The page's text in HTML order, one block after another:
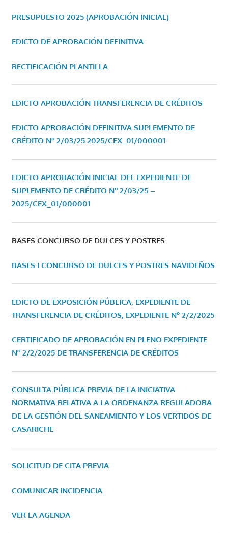
PRESUPUESTO 2025 (APROBACIÓN INICIAL)
EDICTO DE APROBACIÓN DEFINITIVA
RECTIFICACIÓN PLANTILLA
EDICTO APROBACIÓN TRANSFERENCIA DE CRÉDITOS
EDICTO APROBACIÓN DEFINITIVA SUPLEMENTO DE
CRÉDITO Nº 2/03/25 2025/CEX_01/000001
EDICTO APROBACIÓN INICIAL DEL EXPEDIENTE DE
SUPLEMENTO DE CRÉDITO Nº 2/03/25 –
2025/CEX_01/000001
BASES CONCURSO DE DULCES Y POSTRES
BASES I CONCURSO DE DULCES Y POSTRES NAVIDEÑOS
EDICTO DE EXPOSICIÓN PÚBLICA, EXPEDIENTE DE
TRANSFERENCIA DE CRÉDITOS, EXPEDIENTE Nº 2/2/2025
CERTIFICADO DE APROBACIÓN EN PLENO EXPEDIENTE
Nº 2/2/2025 DE TRANSFERENCIA DE CRÉDITOS
CONSULTA PÚBLICA PREVIA DE LA INICIATIVA
NORMATIVA RELATIVA A LA ORDENANZA REGULADORA
DE LA GESTIÓN DEL SANEAMIENTO Y LOS VERTIDOS DE
CASARICHE
SOLICITUD DE CITA PREVIA
COMUNICAR INCIDENCIA
VER LA AGENDA